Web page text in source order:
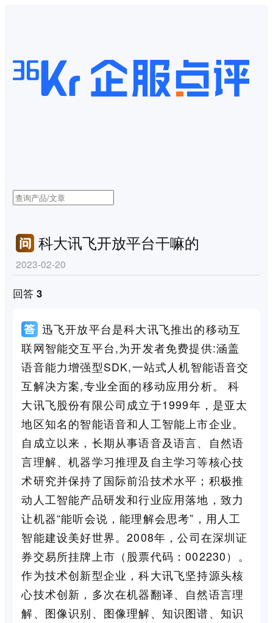
科大讯飞开放平台干嘛的
2023-02-20
回答 3
迅飞开放平台是科大讯飞推出的移动互
联网智能交互平台,为开发者免费提供:涵盖
语音能力增强型SDK,一站式人机智能语音交
互解决方案,专业全面的移动应用分析。 科
大讯飞股份有限公司成立于1999年，是亚太
地区知名的智能语音和人工智能上市企业。
自成立以来，长期从事语音及语言、自然语
言理解、机器学习推理及自主学习等核心技
术研究并保持了国际前沿技术水平；积极推
动人工智能产品研发和行业应用落地，致力
让机器“能听会说，能理解会思考”，用人工
智能建设美好世界。2008年，公司在深圳证
券交易所挂牌上市（股票代码：002230）。
作为技术创新型企业，科大讯飞坚持源头核
心技术创新，多次在机器翻译、自然语言理
解、图像识别、图像理解、知识图谱、知识